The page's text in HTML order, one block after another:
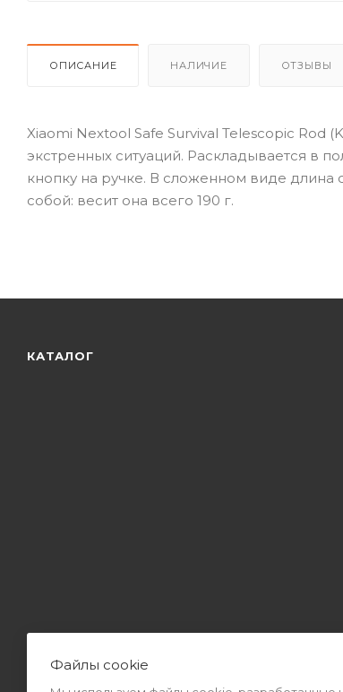
ОПИСАНИЕ НАЛИЧИЕ ОТЗЫВЫ
Xiaomi Nextool Safe Survival Telescopic Rod
экстренных ситуаций. Раскладывается в
кнопку на ручке. В сложенном виде длина
собой: весит она всего 190 г.
КАТАЛОГ
Файлы cookie